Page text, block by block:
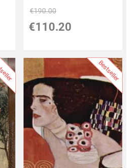
€190.00
€110.20
Bestseller